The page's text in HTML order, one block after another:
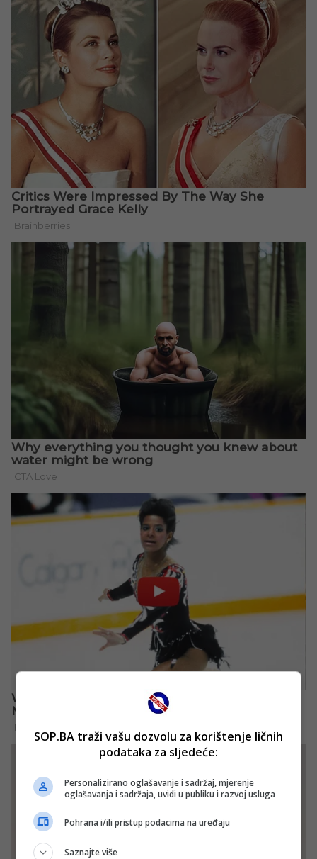
SOP.BA traži vašu dozvolu za korištenje ličnih
podataka za sljedeće:
Personalizirano oglašavanje i sadržaj, mjerenje
oglašavanja i sadržaja, uvidi u publiku i razvoj usluga
Pohrana i/ili pristup podacima na uređaju
Saznajte više